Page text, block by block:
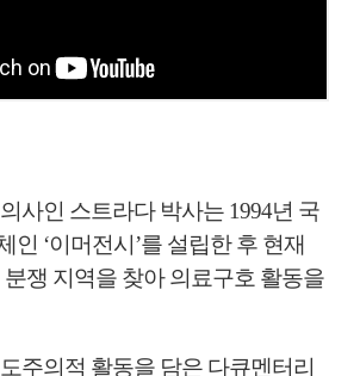
사인 스트라다 박사는 1994년 국
인 ‘이머전시’를 설립한 후 현재
쟁 지역을 찾아 의료구호 활동을
주의적 활동을 담은 다큐멘터리